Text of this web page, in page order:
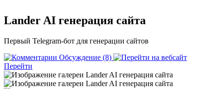
Lander AI генерация сайта
Первый Telegram-бот для генерации сайтов
Обсуждение (8)
Перейти